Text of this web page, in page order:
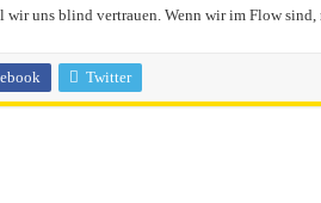
wir uns blind vertrauen. Wenn wir im Flow sind,
Twitter